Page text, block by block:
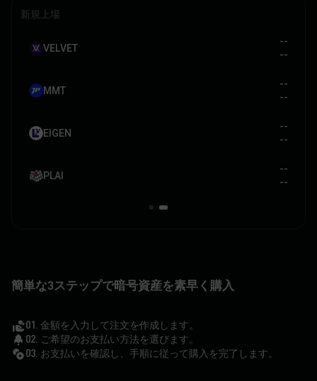
新規上場
VELVET
--
--
MMT
--
--
EIGEN
--
--
PLAI
--
--
簡単な3ステップで暗号資産を素早く購入
01. 金額を入力して注文を作成します。
02. ご希望のお支払い方法を選びます。
03. お支払いを確認し、手順に従って購入を完了します。